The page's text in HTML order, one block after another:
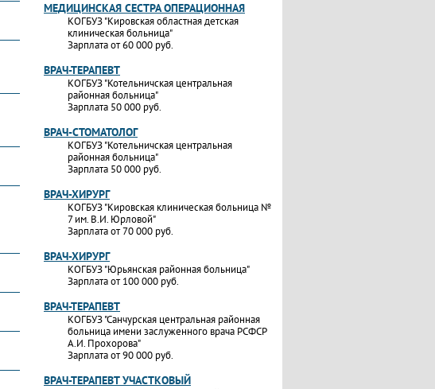
МЕДИЦИНСКАЯ СЕСТРА ОПЕРАЦИОННАЯ
КОГБУЗ "Кировская областная детская
клиническая больница"
Зарплата от 60 000 руб.
ВРАЧ-ТЕРАПЕВТ
КОГБУЗ "Котельничская центральная
районная больница"
Зарплата 50 000 руб.
ВРАЧ-СТОМАТОЛОГ
КОГБУЗ "Котельничская центральная
районная больница"
Зарплата 50 000 руб.
ВРАЧ-ХИРУРГ
КОГБУЗ "Кировская клиническая больница №
7 им. В.И. Юрловой"
Зарплата от 70 000 руб.
ВРАЧ-ХИРУРГ
КОГБУЗ "Юрьянская районная больница"
Зарплата от 100 000 руб.
ВРАЧ-ТЕРАПЕВТ
КОГБУЗ "Санчурская центральная районная
больница имени заслуженного врача РСФСР
А.И. Прохорова"
Зарплата от 90 000 руб.
ВРАЧ-ТЕРАПЕВТ УЧАСТКОВЫЙ